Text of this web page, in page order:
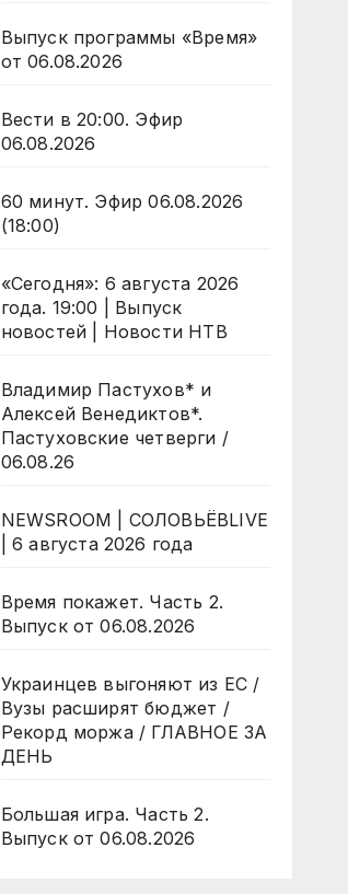
Выпуск программы «Время»
от 06.08.2026
Вести в 20:00. Эфир
06.08.2026
60 минут. Эфир 06.08.2026
(18:00)
«Сегодня»: 6 августа 2026
года. 19:00 | Выпуск
новостей | Новости НТВ
Владимир Пастухов* и
Алексей Венедиктов*.
Пастуховские четверги /
06.08.26
NEWSROOM | СОЛОВЬЁВLIVE
| 6 августа 2026 года
Время покажет. Часть 2.
Выпуск от 06.08.2026
Украинцев выгоняют из ЕС /
Вузы расширят бюджет /
Рекорд моржа / ГЛАВНОЕ ЗА
ДЕНЬ
Большая игра. Часть 2.
Выпуск от 06.08.2026